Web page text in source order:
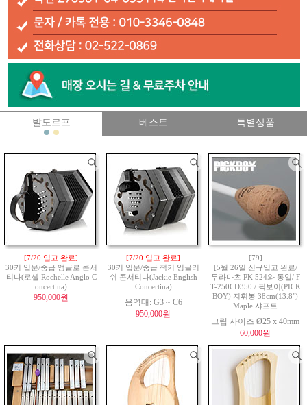
발도르프 베스트 특별상품
[7/20 입고 완료]
30키 입문/중급 앵글로 콘서
티나(로셸 Rochelle Anglo C
oncertina)
950,000원
[7/20 입고 완료]
30키 입문/중급 잭키 잉글리
쉬 콘서티나(Jackie English
Concertina)
음역대: G3 ~ C6
950,000원
[79]
[5월 26일 신규입고 완료/
무라마츠 PK 524와 동일/ F
T-250CD350 / 픽보이(PICK
BOY) 지휘봉 38cm(13.8")
Maple 샤프트
그립 사이즈 Ø25 x 40mm
60,000원